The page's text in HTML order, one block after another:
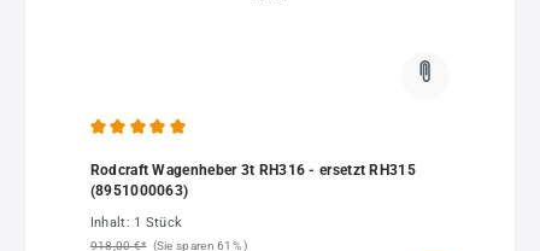
Rodcraft Wagenheber 3t RH316 - ersetzt RH315
(8951000063)
Inhalt: 1 Stück
918,00 €* (Sie sparen 61% )